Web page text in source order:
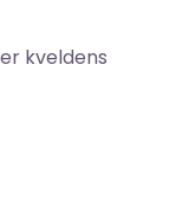
kveldens